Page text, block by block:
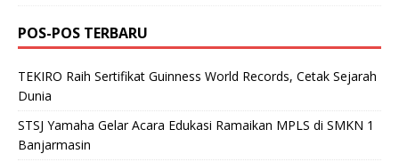
POS-POS TERBARU
TEKIRO Raih Sertifikat Guinness World Records, Cetak Sejarah
Dunia
STSJ Yamaha Gelar Acara Edukasi Ramaikan MPLS di SMKN 1
Banjarmasin